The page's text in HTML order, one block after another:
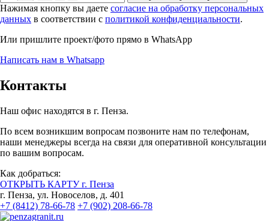
Нажимая кнопку вы даете согласие на обработку персональных
данных в соответствии с политикой конфиденциальности.
Или пришлите проект/фото прямо в WhatsApp
Написать нам в Whatsapp
Контакты
Наш офис находятся в г. Пенза.
По всем возникшим вопросам позвоните нам по телефонам,
наши менеджеры всегда на связи для оперативной консультации
по вашим вопросам.
Как добраться:
ОТКРЫТЬ КАРТУ г. Пенза
г. Пенза, ул. Новоселов, д. 401
+7 (8412) 78-66-78 +7 (902) 208-66-78